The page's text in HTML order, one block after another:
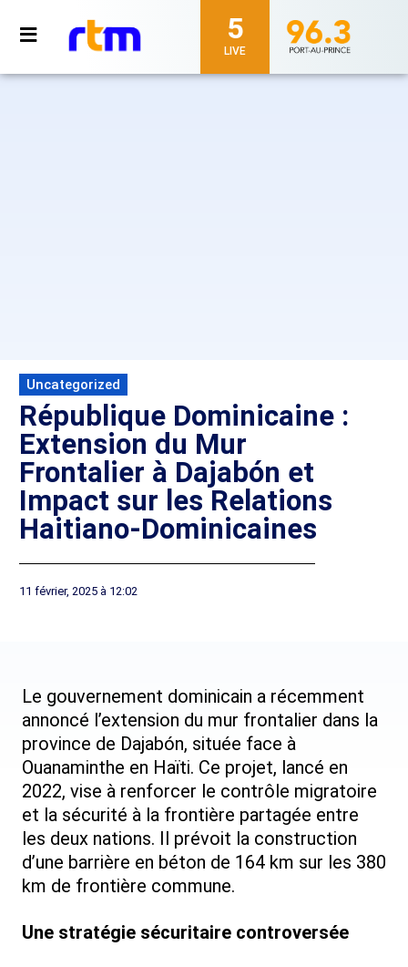
5
LIVE
Uncategorized
République Dominicaine :
Extension du Mur
Frontalier à Dajabón et
Impact sur les Relations
Haitiano-Dominicaines
11 février, 2025 à 12:02
Le gouvernement dominicain a récemment
annoncé l’extension du mur frontalier dans la
province de Dajabón, située face à
Ouanaminthe en Haïti. Ce projet, lancé en
2022, vise à renforcer le contrôle migratoire
et la sécurité à la frontière partagée entre
les deux nations. Il prévoit la construction
d’une barrière en béton de 164 km sur les 380
km de frontière commune.
Une stratégie sécuritaire controversée